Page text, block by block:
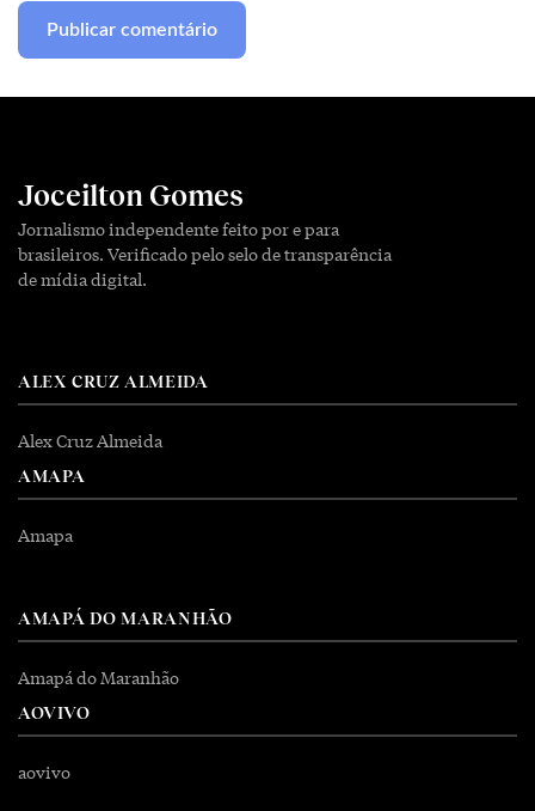
Joceilton Gomes
Jornalismo independente feito por e para
brasileiros. Verificado pelo selo de transparência
de mídia digital.
ALEX CRUZ ALMEIDA
Alex Cruz Almeida
AMAPA
Amapa
AMAPÁ DO MARANHÃO
Amapá do Maranhão
AOVIVO
aovivo